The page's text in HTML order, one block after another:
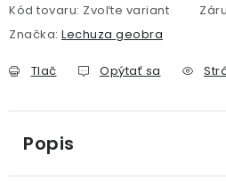
Kód tovaru: Zvoľte variant
Značka: Lechuza geobra
Tlač Opýtať sa
Popis